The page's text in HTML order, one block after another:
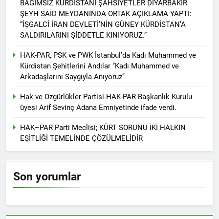
ÇÖZÜM “ VE ÇÖZÜMLEME
-1- SORUN OLAN
KÜRTLERİN VARLIĞI MI
2 Yıl Ago
Koordinasyon Kurulu
02.11.2024 tarihinde
Frankfurt’ta toplandı ve
görüştü.
2 Yıl Ago
DİAKURD /Diaspora Kürtleri
Antlaşması ve sonrasında
Kürtlerin, ulus olmaktan
kullanamadıklarından
hareketle, maruz kaldıkları
uluslararası hukuka da aykırı
politikalara dikkat çeken
hukuki süreci destekliyoruz.
2 Yıl Ago
Diyarbakır HAK-PAR İl
örgütü Dünya’ ve Türkiye’de
yaşanan son gelişmeler ile
ilgili bugün ilk örgütü
binasında basın toplantısı
2 Yıl Ago
Kürt dili ve edebiyatı uzmani
Paris’teki Kürt Enstitüisü’nün
kurucularından dilbilimci,
BAHÇELÎ, OCALAN Û
BAĞIMSIZ KÜRDİSTANİ ŞAHSİYETLER DİYARBAKIR
ŞEYH SAİD MEYDANINDA ORTAK AÇIKLAMA YAPTI:
“İŞGALCİ İRAN DEVLETİ’NİN GÜNEY KÜRDİSTAN’A
SALDIRILARINI ŞİDDETLE KINIYORUZ.”
HAK-PAR, PSK ve PWK İstanbul’da Kadı Muhammed ve
Kürdistan Şehitlerini Andılar ‘’Kadı Muhammed ve
Arkadaşlarını Saygıyla Anıyoruz’’
Hak ve Ozgürlükler Partisi-HAK-PAR Başkanlık Kurulu
üyesi Arif Sevinç Adana Emniyetinde ifade verdi.
HAK–PAR Parti Meclisi; KÜRT SORUNU İKİ HALKIN
EŞİTLİĞİ TEMELİNDE ÇÖZÜLMELİDİR
Son yorumlar